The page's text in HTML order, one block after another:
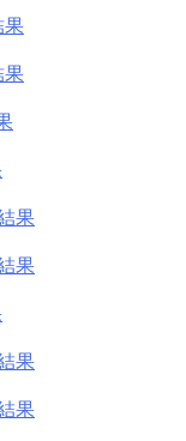
果
果
果
果
果
果